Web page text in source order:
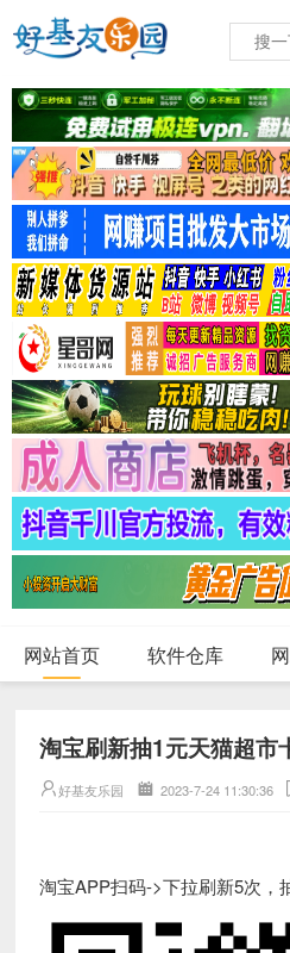
网站首页 软件仓库
淘宝刷新抽1元天猫超市
好基友乐园 2023-7-24 11:30:36
淘宝APP扫码->下拉刷新5次，